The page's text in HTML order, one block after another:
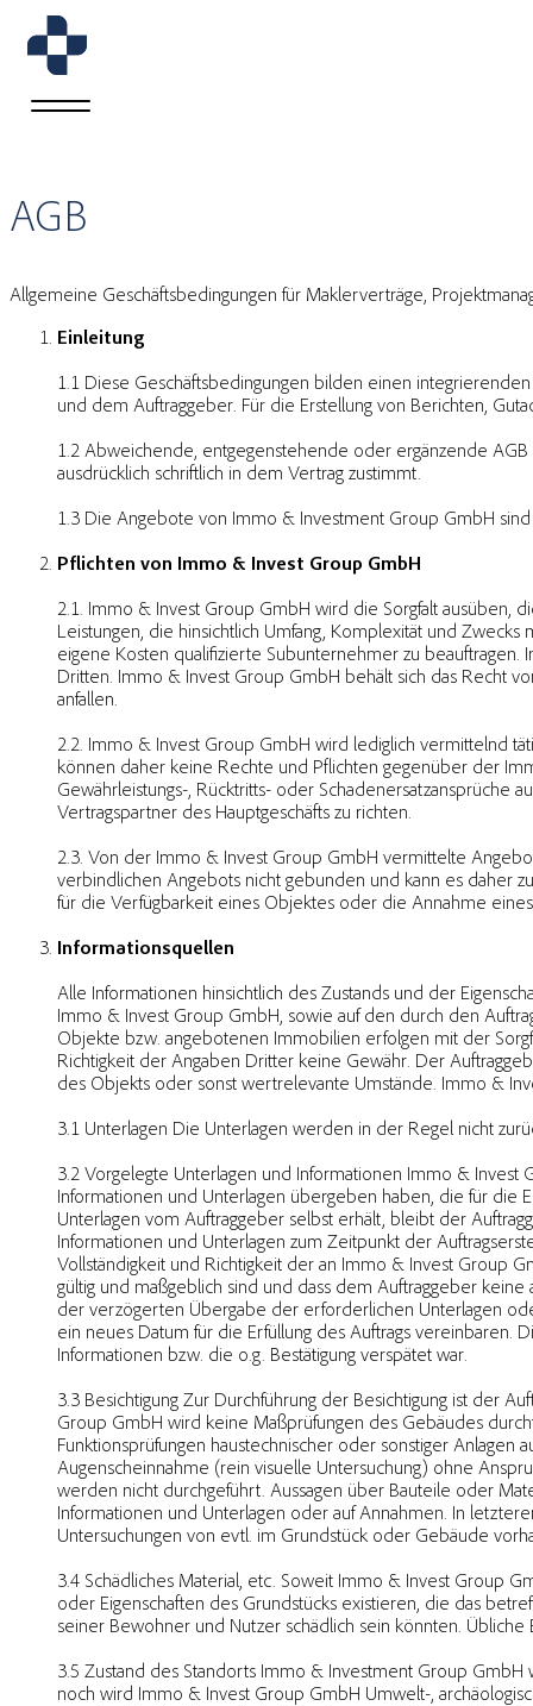
AGB
Allgemeine Geschäftsbedingungen für Maklerverträge,
Einleitung
1.1 Diese Geschäftsbedingungen bilden einen
und dem Auftraggeber. Für die Erstellung von Berichten,
1.2 Abweichende, entgegenstehende oder ergänzende
ausdrücklich schriftlich in dem Vertrag zustimmt.
1.3 Die Angebote von Immo & Investment Group GmbH
Pflichten von Immo & Invest Group GmbH
2.1. Immo & Invest Group GmbH wird die Sorgfalt ausüben,
Leistungen, die hinsichtlich Umfang, Komplexität und
eigene Kosten qualifizierte Subunternehmer zu
Dritten. Immo & Invest Group GmbH behält sich das Recht
anfallen.
2.2. Immo & Invest Group GmbH wird lediglich vermittelnd
können daher keine Rechte und Pflichten gegenüber der
Gewährleistungs-, Rücktritts- oder Schadenersatzansprüche
Vertragspartner des Hauptgeschäfts zu richten.
2.3. Von der Immo & Invest Group GmbH vermittelte
verbindlichen Angebots nicht gebunden und kann es daher
für die Verfügbarkeit eines Objektes oder die Annahme
Informationsquellen
Alle Informationen hinsichtlich des Zustands und der
Immo & Invest Group GmbH, sowie auf den durch den
Objekte bzw. angebotenen Immobilien erfolgen mit der
Richtigkeit der Angaben Dritter keine Gewähr. Der
des Objekts oder sonst wertrelevante Umstände. Immo &
3.1 Unterlagen Die Unterlagen werden in der Regel nicht
3.2 Vorgelegte Unterlagen und Informationen Immo &
Informationen und Unterlagen übergeben haben, die für die
Unterlagen vom Auftraggeber selbst erhält, bleibt der
Informationen und Unterlagen zum Zeitpunkt der
Vollständigkeit und Richtigkeit der an Immo & Invest Group
gültig und maßgeblich sind und dass dem Auftraggeber
der verzögerten Übergabe der erforderlichen Unterlagen
ein neues Datum für die Erfüllung des Auftrags vereinbaren.
Informationen bzw. die o.g. Bestätigung verspätet war.
3.3 Besichtigung Zur Durchführung der Besichtigung ist der
Group GmbH wird keine Maßprüfungen des Gebäudes
Funktionsprüfungen haustechnischer oder sonstiger Anlagen
Augenscheinnahme (rein visuelle Untersuchung) ohne
werden nicht durchgeführt. Aussagen über Bauteile oder
Informationen und Unterlagen oder auf Annahmen. In
Untersuchungen von evtl. im Grundstück oder Gebäude
3.4 Schädliches Material, etc. Soweit Immo & Invest Group
oder Eigenschaften des Grundstücks existieren, die das
seiner Bewohner und Nutzer schädlich sein könnten.
3.5 Zustand des Standorts Immo & Investment Group
noch wird Immo & Invest Group GmbH Umwelt-,